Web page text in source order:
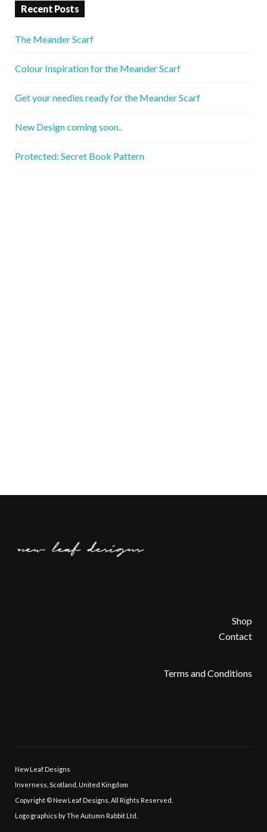
Recent Posts
The Meander Scarf
Colour Inspiration for the Meander Scarf
Get your needles ready for the Meander Scarf
New Design coming soon..
Protected: Secret Book Pattern
Shop
Contact
Terms and Conditions
New Leaf Designs
Inverness, Scotland, United Kingdom
Copyright © New Leaf Designs, All Rights Reserved.
Logo graphics by The Autumn Rabbit Ltd.